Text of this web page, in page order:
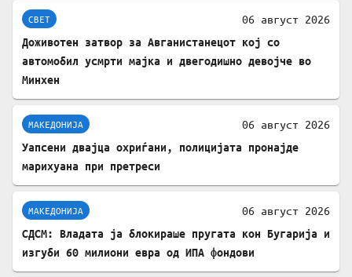
СВЕТ 06 август 2026
Доживотен затвор за Авганистанецот кој со
автомобил усмрти мајка и двегодишно девојче во
Минхен
МАКЕДОНИЈА 06 август 2026
Уапсени двајца охриѓани, полицијата пронајде
марихуана при претреси
МАКЕДОНИЈА 06 август 2026
СДСМ: Владата ја блокираше пругата кон Бугарија и
изгуби 60 милиони евра од ИПА фондови